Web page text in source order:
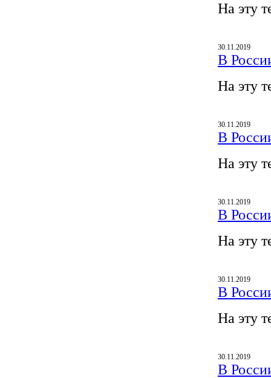
На эту
30.11.2019
В
На эту
30.11.2019
В
На эту
30.11.2019
В
На эту
30.11.2019
В
На эту
30.11.2019
В